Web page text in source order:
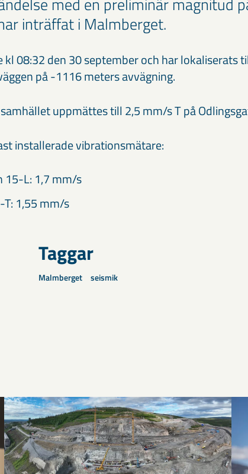
inträffat i Malmberget.
kl 08:32 den 30 september och har lokaliserats
på -1116 meters avvägning.
uppmättes till 2,5 mm/s T på
installerade vibrationsmätare:
15-L: 1,7 mm/s
T: 1,55 mm/s
Taggar
Malmberget seismik